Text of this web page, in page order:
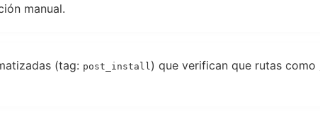
manual.
(tag: post_install ) que verifican que rutas como